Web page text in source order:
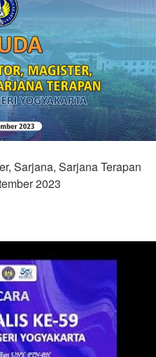
Sarjana, Sarjana Terapan
2023